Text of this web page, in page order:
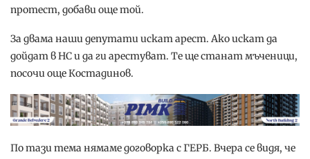
протест, добави още той.
За двама наши депутати искат арест. Ако искат да
дойдат в НС и да ги арестуват. Те ще станат мъченици,
посочи още Костадинов.
По тази тема нямаме договорка с ГЕРБ. Вчера се видя, че